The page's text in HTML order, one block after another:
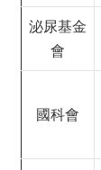
泌尿基金
會
國科會